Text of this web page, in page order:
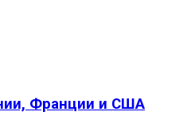
Франции и США